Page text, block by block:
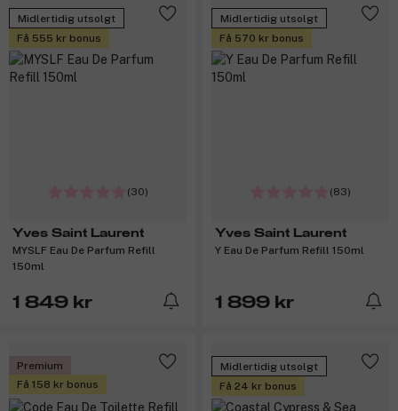
Midlertidig utsolgt
Få 555 kr bonus
(30)
Yves Saint Laurent
MYSLF Eau De Parfum Refill
150ml
1 849 kr
Midlertidig utsolgt
Få 570 kr bonus
(83)
Yves Saint Laurent
Y Eau De Parfum Refill 150ml
1 899 kr
Premium
Få 158 kr bonus
Midlertidig utsolgt
Få 24 kr bonus